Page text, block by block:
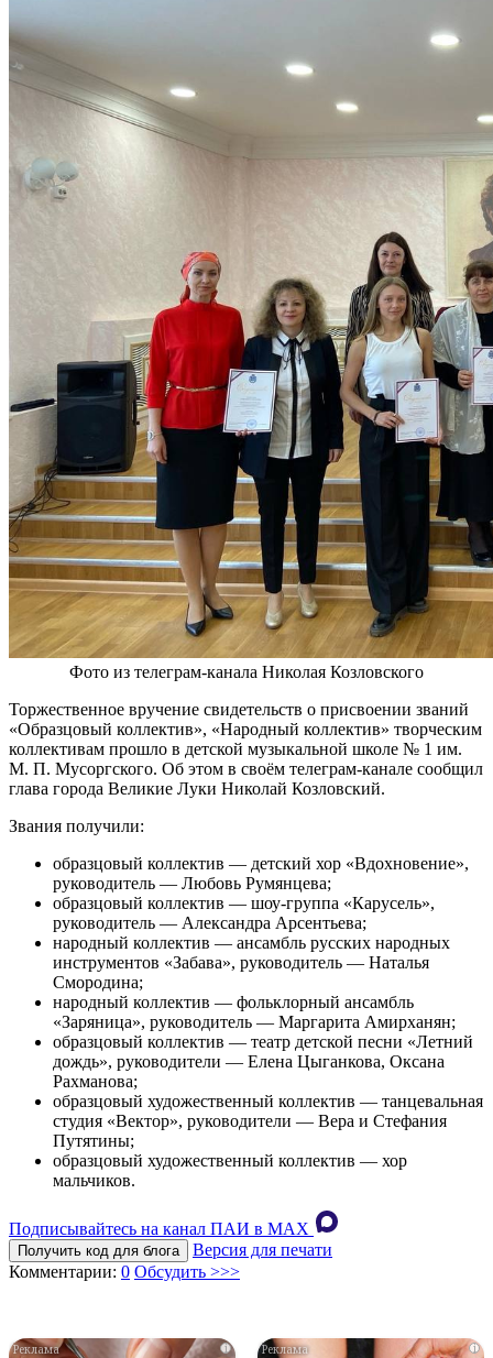
Фото из телеграм-канала Николая Козловского
Торжественное вручение свидетельств о присвоении званий
«Образцовый коллектив», «Народный коллектив» творческим
коллективам прошло в детской музыкальной школе № 1 им.
М. П. Мусоргского. Об этом в своём телеграм-канале сообщил
глава города Великие Луки Николай Козловский.
Звания получили:
образцовый коллектив — детский хор «Вдохновение»,
руководитель — Любовь Румянцева;
образцовый коллектив — шоу-группа «Карусель»,
руководитель — Александра Арсентьева;
народный коллектив — ансамбль русских народных
инструментов «Забава», руководитель — Наталья
Смородина;
народный коллектив — фольклорный ансамбль
«Заряница», руководитель — Маргарита Амирханян;
образцовый коллектив — театр детской песни «Летний
дождь», руководители — Елена Цыганкова, Оксана
Рахманова;
образцовый художественный коллектив — танцевальная
студия «Вектор», руководители — Вера и Стефания
Путятины;
образцовый художественный коллектив — хор
мальчиков.
Подписывайтесь на канал ПАИ в MAХ
Получить код для блога
Версия для печати
Комментарии: 0 Обсудить >>>
i i